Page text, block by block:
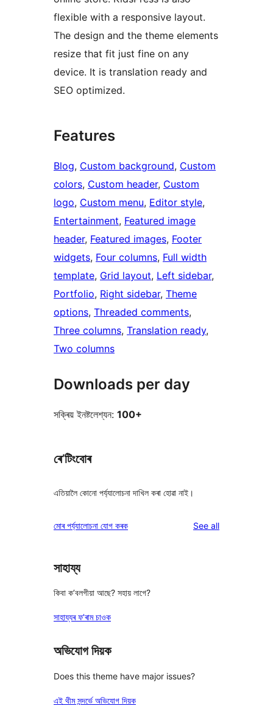
flexible with a responsive layout.
The design and the theme elements
resize that fit just fine on any
device. It is translation ready and
SEO optimized.
Features
Blog, Custom background, Custom
colors, Custom header, Custom
logo, Custom menu, Editor style
Entertainment, Featured image
header, Featured images, Footer
widgets, Four columns, Full width
template, Grid layout, Left sidebar
Portfolio, Right sidebar, Theme
options, Threaded comments
Three columns, Translation ready
Two columns
Downloads per day
সক্ৰিয় ইনষ্টলেশ্যন: 100+
ৰে’টিংবোৰ
এতিয়ালৈ কোনো পৰ্য্যালোচনা দাখিল কৰা হোৱা নাই।
মোৰ পৰ্য্যালোচনা যোগ কৰক See allreviews
সাহায্য
কিবা ক’বলগীয়া আছে? সহায় লাগে?
সাহায্যৰ ফ’ৰাম চাওক
অভিযোগ দিয়ক
Does this theme have major issues?
এই থীম সন্দৰ্ভে অভিযোগ দিয়ক